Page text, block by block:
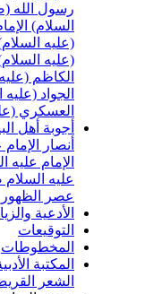
رسول الله
السلام)
(عليه
(عليه
الكاظم
الجواد
العسكري
أجوبة أهل
أنصار
الإمام عليه
عليه
عصر الظهور
الأدعية
التوقيعات
المخطوطات
المكتبة
الشعر